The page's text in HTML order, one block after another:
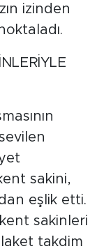
izinden
sakini,
eşlik etti.
sakinleri
takdim